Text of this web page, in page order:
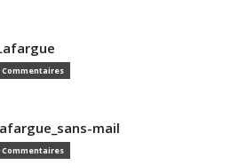
Commentaires
mail
Commentaires